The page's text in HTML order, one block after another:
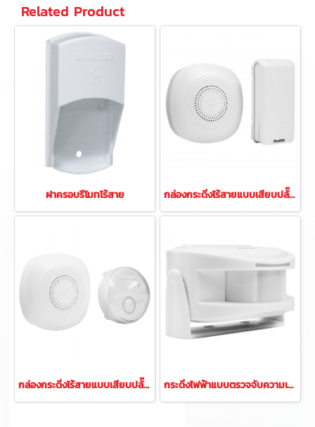
Related Product
ฝาครอบรีโมทไร้สาย กล่องกระดิ่งไร้สายแบบเสียบปลั๊กพร้อมรีโมทคีเนติก
กล่องกระดิ่งไร้สายแบบเสียบปลั๊กพร้อมรีโมท กระดิ่งไฟฟ้าแบบตรวจจับความเคลื่อนไหว